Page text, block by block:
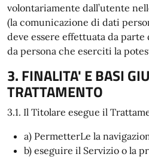
volontariamente dall’utente
(la comunicazione di dati
deve essere effettuata da
da persona che eserciti la
3. FINALITA' E BASI
TRATTAMENTO
3.1. Il Titolare esegue il
a) PermetterLe la
b) eseguire il Servizio o la